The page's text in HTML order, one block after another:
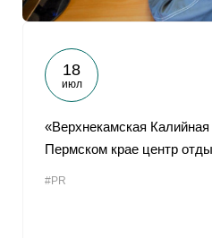
18
июл
«Верхнекамская
Пермском крае центр
#PR